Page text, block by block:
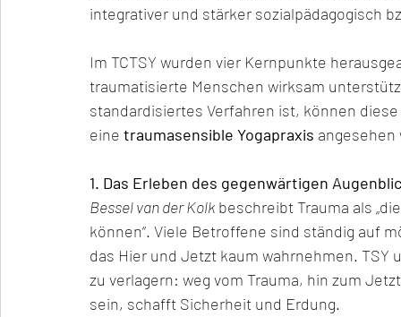
integrativer und stärker sozialpädagogisch
Im TCTSY wurden vier Kernpunkte
traumatisierte Menschen wirksam
standardisiertes Verfahren ist, können
eine traumasensible Yogapraxis
1. Das Erleben des gegenwärtigen
Bessel van der Kolk beschreibt Trauma als
können“. Viele Betroffene sind ständig auf
das Hier und Jetzt kaum wahrnehmen.
zu verlagern: weg vom Trauma, hin zum
sein, schafft Sicherheit und Erdung.